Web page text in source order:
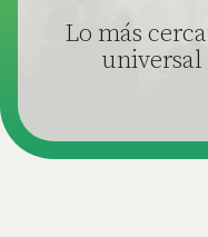
Lo más
universal